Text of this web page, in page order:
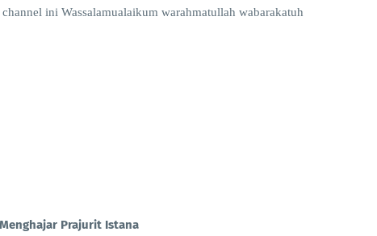
ini Wassalamualaikum warahmatullah wabarakatuh
Prajurit Istana